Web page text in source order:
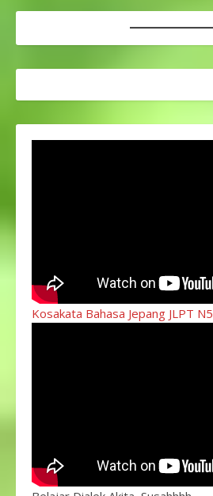
Kosakata Bahasa Jepang JLPT N5